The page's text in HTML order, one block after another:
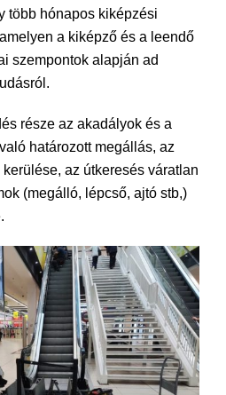
több hónapos kiképzési
a kiképző és a leendő
szempontok alapján ad
része az akadályok és a
határozott megállás, az
az útkeresés váratlan
(megálló, lépcső, ajtó stb,)